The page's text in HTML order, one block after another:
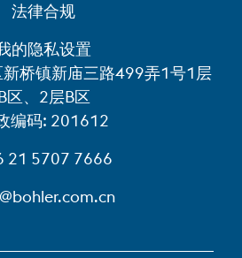
法律合规
的隐私设置
桥镇新庙三路499弄1号1层
区、2层B区
编码: 201612
21 5707 7666